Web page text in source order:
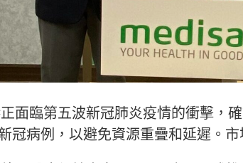
面臨第五波新冠肺炎疫情的衝擊，
冠病例，以避免資源重疊和延遲。市